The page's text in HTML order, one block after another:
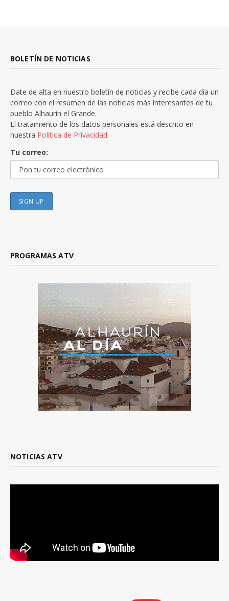
BOLETÍN DE NOTICIAS
Date de alta en nuestro boletín de noticias y recibe cada día un
correo con el resumen de las noticias más interesantes de tu
pueblo Alhaurín el Grande.
El tratamiento de los datos personales está descrito en
nuestra Política de Privacidad.
Tu correo:
PROGRAMAS ATV
NOTICIAS ATV